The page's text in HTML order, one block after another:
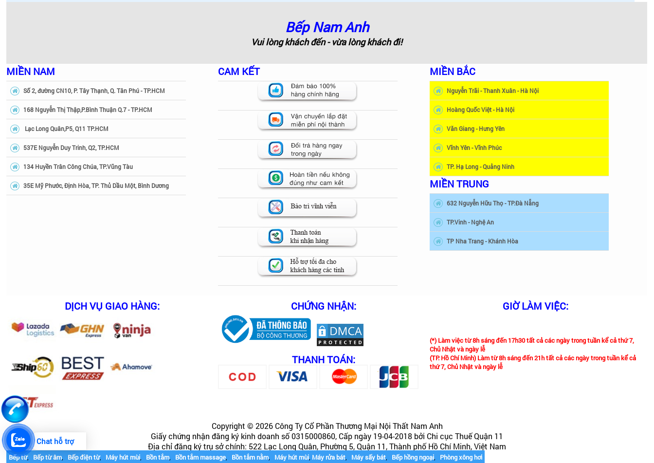
Bếp Nam Anh
Vui lòng khách đến - vừa lòng khách đi!
MIỀN NAM
Số 2, đường CN10, P. Tây Thạnh, Q. Tân Phú - TP.HCM
168 Nguyễn Thị Thập,P.Bình Thuận Q.7 - TP.HCM
Lạc Long Quân,P5, Q11 TP.HCM
537E Nguyễn Duy Trinh, Q2, TP.HCM
134 Huyền Trân Công Chúa, TP.Vũng Tàu
35E Mỹ Phước, Định Hòa, TP. Thủ Dầu Một, Bình Dương
CAM KẾT MIỀN BẮC
Nguyễn Trãi - Thanh Xuân - Hà Nội
Hoàng Quốc Việt - Hà Nội
Văn Giang - Hưng Yên
Vĩnh Yên - Vĩnh Phúc
TP. Hạ Long - Quảng Ninh
MIỀN TRUNG
632 Nguyễn Hữu Thọ - TP.Đà Nẵng
TP.Vinh - Nghệ An
TP Nha Trang - Khánh Hòa
DỊCH VỤ GIAO HÀNG: CHỨNG NHẬN:
THANH TOÁN:
GIỜ LÀM VIỆC:
(*) Làm việc từ 8h sáng đến 17h30 tất cả các ngày trong tuần kể cả thứ 7,
Chủ Nhật và ngày lễ
(TP. Hồ Chí Minh) Làm từ 8h sáng đến 21h tất cả các ngày trong tuần kể cả
thứ 7, Chủ Nhật và ngày lễ
Copyright © 2026 Công Ty Cổ Phần Thương Mại Nội Thất Nam Anh
Giấy chứng nhận đăng ký kinh doanh số 0315000860, Cấp ngày 19-04-2018 bởi Chi cục Thuế Quận 11
Địa chỉ đăng ký trụ sở chính: 522 Lạc Long Quân, Phường 5, Quận 11, Thành phố Hồ Chí Minh, Việt Nam
Bếp từ, Bếp từ âm, Bếp điện từ, Máy hút mùi, Bồn tắm, Bồn tắm massage, Bồn tắm nằm, Máy hút mùi, Máy rửa bát, Máy sấy bát, Bếp hồng ngoại, Phòng xông hơi
Chat hỗ trợ